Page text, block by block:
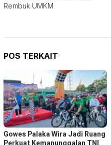
Rembuk UMKM
POS TERKAIT
Gowes Palaka Wira Jadi Ruang